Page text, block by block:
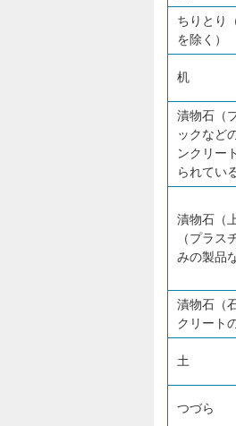
ちりとり
を除く）
机
漬物石（
ックなど
ンクリー
られてい
漬物石（
（プラス
みの製品
漬物石（
クリート
土
つづら